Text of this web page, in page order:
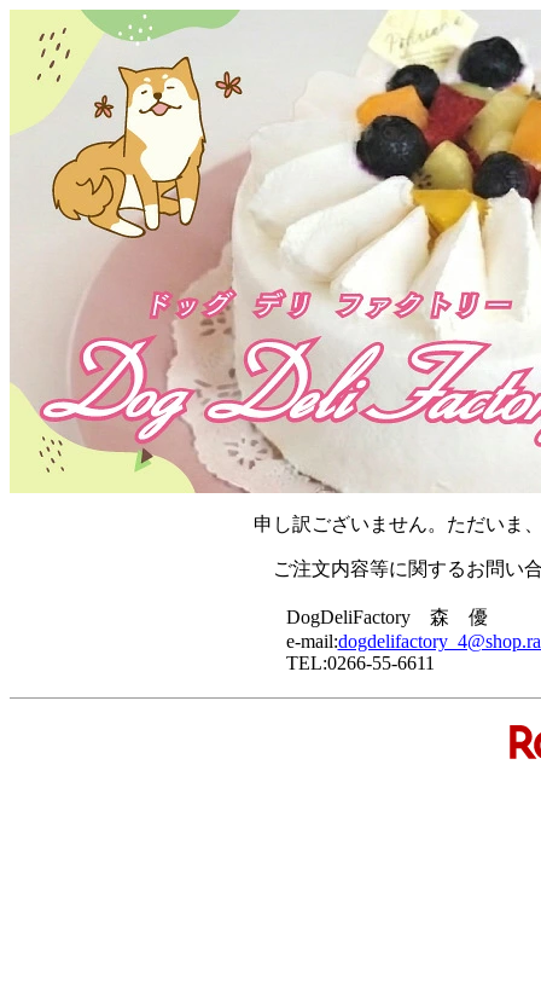
申し訳ございません。ただいま
ご注文内容等に関するお問い
DogDeliFactory 森 優
e-mail:
TEL:0266-55-6611